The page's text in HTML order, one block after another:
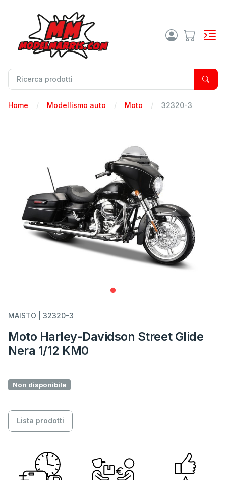
Home Modellismo auto Moto 32320-3
MAISTO | 32320-3
Moto Harley-Davidson Street Glide
Nera 1/12 KM0
Non disponibile
Lista prodotti